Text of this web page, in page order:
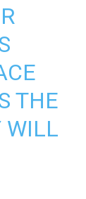
THE
WILL